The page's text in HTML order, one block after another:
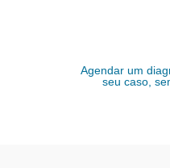
Agendar um
seu caso,